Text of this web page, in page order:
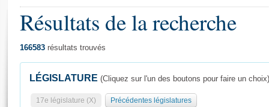
Général
Résultats de la recherche
166583 résultats trouvés
LÉGISLATURE (Cliquez sur l'un des boutons pour faire un choix)
17e législature (X) Précédentes législatures